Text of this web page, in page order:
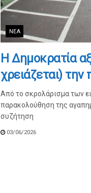
ΝΈΑ
Η Δημοκρατία
χρειάζεται)
Από το σκρολάρισμα των
παρακολούθηση της
συζήτηση
03/06/2026